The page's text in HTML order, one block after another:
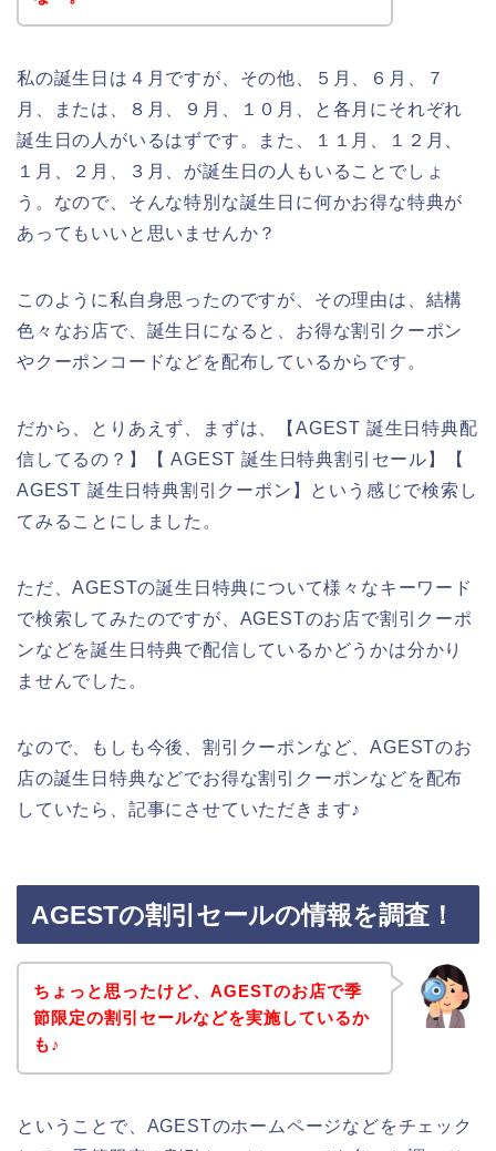
私の誕生日は４月ですが、その他、５月、６月、７
月、または、８月、９月、１０月、と各月にそれぞれ
誕生日の人がいるはずです。また、１１月、１２月、
１月、２月、３月、が誕生日の人もいることでしょ
う。なので、そんな特別な誕生日に何かお得な特典が
あってもいいと思いませんか？
このように私自身思ったのですが、その理由は、結構
色々なお店で、誕生日になると、お得な割引クーポン
やクーポンコードなどを配布しているからです。
だから、とりあえず、まずは、【AGEST 誕生日特典配
信してるの？】【 AGEST 誕生日特典割引セール】【
AGEST 誕生日特典割引クーポン】という感じで検索し
てみることにしました。
ただ、AGESTの誕生日特典について様々なキーワード
で検索してみたのですが、AGESTのお店で割引クーポ
ンなどを誕生日特典で配信しているかどうかは分かり
ませんでした。
なので、もしも今後、割引クーポンなど、AGESTのお
店の誕生日特典などでお得な割引クーポンなどを配布
していたら、記事にさせていただきます♪
AGESTの割引セールの情報を調査！
ちょっと思ったけど、AGESTのお店で季
節限定の割引セールなどを実施しているか
も♪
ということで、AGESTのホームページなどをチェック